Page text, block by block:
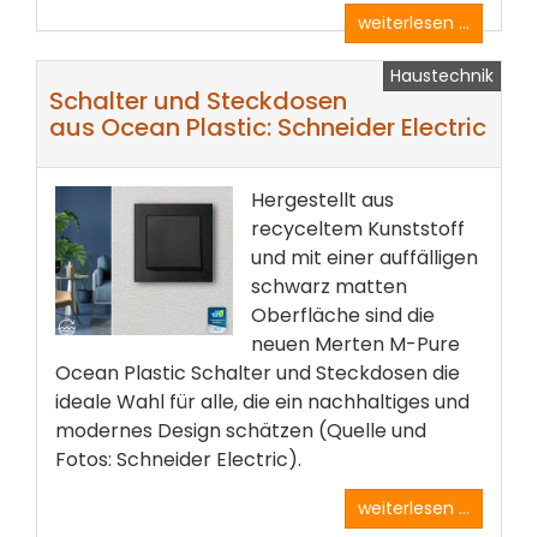
weiterlesen ...
Haustechnik
Schalter und Steckdosen
aus Ocean Plastic: Schneider Electric
Hergestellt aus
recyceltem Kunststoff
und mit einer auffälligen
schwarz matten
Oberfläche sind die
neuen Merten M-Pure
Ocean Plastic Schalter und Steckdosen die
ideale Wahl für alle, die ein nachhaltiges und
modernes Design schätzen (Quelle und
Fotos: Schneider Electric).
weiterlesen ...